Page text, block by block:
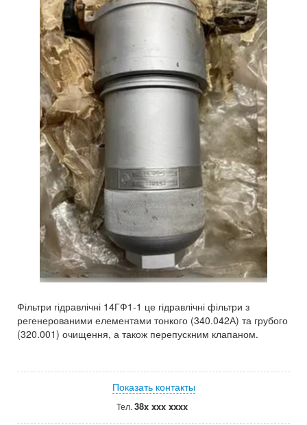
Фільтри гідравлічні 14ГФ1-1 це гідравлічні фільтри з
регенерованими елементами тонкого (340.042А) та грубого
(320.001) очищення, а також перепускним клапаном.
Показать контакты
Тел. 38x xxx xxxx